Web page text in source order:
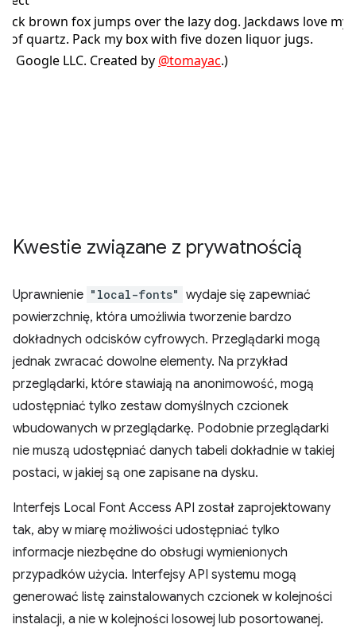
Kwestie związane z prywatnością
Uprawnienie "local-fonts" wydaje się zapewniać
powierzchnię, która umożliwia tworzenie bardzo
dokładnych odcisków cyfrowych. Przeglądarki mogą
jednak zwracać dowolne elementy. Na przykład
przeglądarki, które stawiają na anonimowość, mogą
udostępniać tylko zestaw domyślnych czcionek
wbudowanych w przeglądarkę. Podobnie przeglądarki
nie muszą udostępniać danych tabeli dokładnie w takiej
postaci, w jakiej są one zapisane na dysku.
Interfejs Local Font Access API został zaprojektowany
tak, aby w miarę możliwości udostępniać tylko
informacje niezbędne do obsługi wymienionych
przypadków użycia. Interfejsy API systemu mogą
generować listę zainstalowanych czcionek w kolejności
instalacji, a nie w kolejności losowej lub posortowanej.